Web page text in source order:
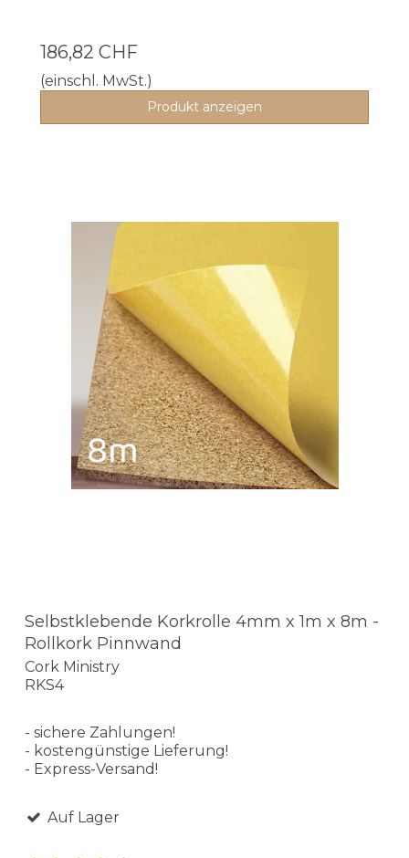
186,82 CHF
(einschl. MwSt.)
Produkt anzeigen
Selbstklebende Korkrolle 4mm x 1m x 8m -
Rollkork Pinnwand
Cork Ministry
RKS4
- sichere Zahlungen!
- kostengünstige Lieferung!
- Express-Versand!
Auf Lager